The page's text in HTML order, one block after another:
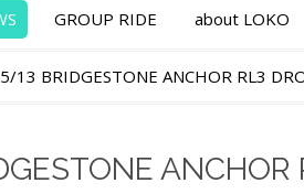
GROUP RIDE about LOKO
5/13 BRIDGESTONE ANCHOR RL3
ANCHOR